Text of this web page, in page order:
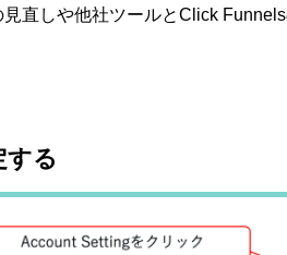
直しや他社ツールとClick
する